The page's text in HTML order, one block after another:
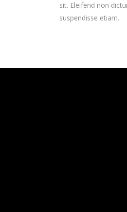
sit. Eleifend non
suspendisse etiam.